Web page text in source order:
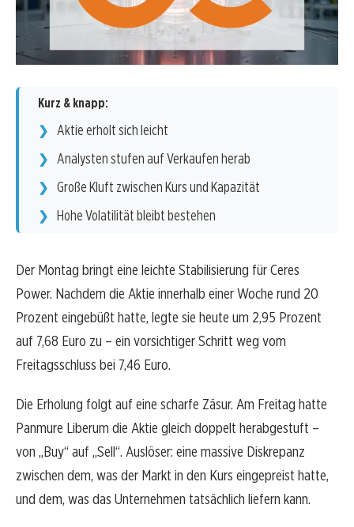
Kurz & knapp:
Aktie erholt sich leicht
Analysten stufen auf Verkaufen herab
Große Kluft zwischen Kurs und Kapazität
Hohe Volatilität bleibt bestehen
Der Montag bringt eine leichte Stabilisierung für Ceres
Power. Nachdem die Aktie innerhalb einer Woche rund 20
Prozent eingebüßt hatte, legte sie heute um 2,95 Prozent
auf 7,68 Euro zu – ein vorsichtiger Schritt weg vom
Freitagsschluss bei 7,46 Euro.
Die Erholung folgt auf eine scharfe Zäsur. Am Freitag hatte
Panmure Liberum die Aktie gleich doppelt herabgestuft –
von „Buy“ auf „Sell“. Auslöser: eine massive Diskrepanz
zwischen dem, was der Markt in den Kurs eingepreist hatte,
und dem, was das Unternehmen tatsächlich liefern kann.